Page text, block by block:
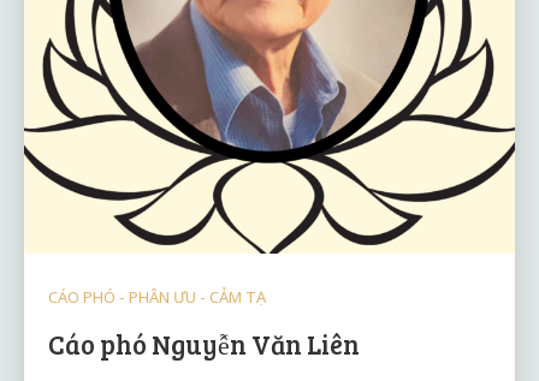
CÁO PHÓ - PHÂN ƯU - CẢM TẠ
Cáo phó Nguyễn Văn Liên